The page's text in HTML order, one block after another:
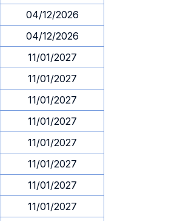
04/12/2026
04/12/2026
11/01/2027
11/01/2027
11/01/2027
11/01/2027
11/01/2027
11/01/2027
11/01/2027
11/01/2027